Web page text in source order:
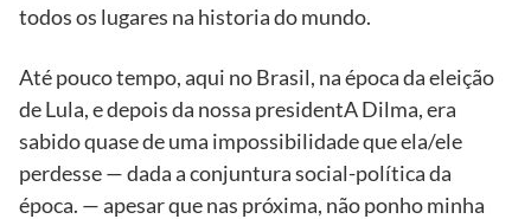
todos os lugares na historia do mundo.
Até pouco tempo, aqui no Brasil, na época da eleição
de Lula, e depois da nossa presidentA Dilma, era
sabido quase de uma impossibilidade que ela/ele
perdesse — dada a conjuntura social-política da
época. — apesar que nas próxima, não ponho minha